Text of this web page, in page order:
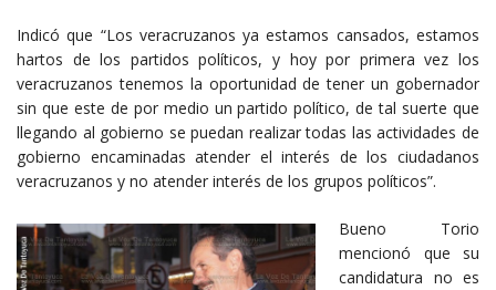
Indicó que “Los veracruzanos ya estamos cansados, estamos
hartos de los partidos políticos, y hoy por primera vez los
veracruzanos tenemos la oportunidad de tener un gobernador
sin que este de por medio un partido político, de tal suerte que
llegando al gobierno se puedan realizar todas las actividades de
gobierno encaminadas atender el interés de los ciudadanos
veracruzanos y no atender interés de los grupos políticos”.
Bueno Torio
mencionó que su
candidatura no es